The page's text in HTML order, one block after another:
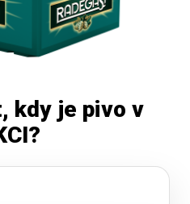
Kčvč. DPH
více
kdy je pivo v